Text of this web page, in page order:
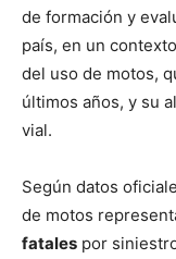
de formación y
país, en un
del uso de motos,
últimos años, y su
vial.
Según datos
de motos
fatales por